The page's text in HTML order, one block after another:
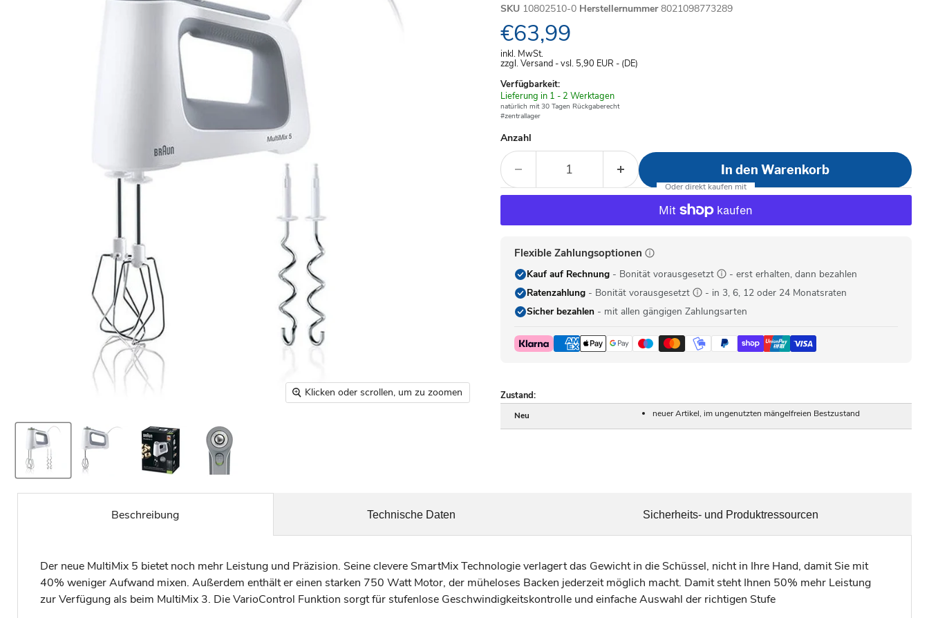
Klicken oder scrollen, um zu zoomen
SKU 10802510-0 Herstellernummer 8021098773289
Aktueller Preis
€63,99
inkl. MwSt.
zzgl. Versand - vsl. 5,90 EUR - (DE)
Verfügbarkeit:
Verfügbar
-
Lieferung in 1 - 2 Werktagen
natürlich mit 30 Tagen Rückgaberecht
#zentrallager
Anzahl
In den Warenkorb
Flexible Zahlungsoptionen
Kauf auf Rechnung- Bonität vorausgesetzt
- erst erhalten, dann bezahlen
Ratenzahlung- Bonität vorausgesetzt
- in 3, 6, 12 oder 24 Monatsraten
Sicher bezahlen- mit allen gängigen Zahlungsarten
Zustand:
Neu neuer Artikel, im ungenutzten mängelfreien Bestzustand
Beschreibung
Der neue MultiMix 5 bietet noch mehr Leistung und Präzision. Seine clevere SmartMix Technologie verlagert das Gewicht in die Schüssel, nicht in Ihre Hand, damit Sie mit
40% weniger Aufwand mixen. Außerdem enthält er einen starken 750 Watt Motor, der müheloses Backen jederzeit möglich macht. Damit steht Ihnen 50% mehr Leistung
zur Verfügung als beim MultiMix 3. Die VarioControl Funktion sorgt für stufenlose Geschwindigkeitskontrolle und einfache Auswahl der richtigen Stufe
Technische Daten Sicherheits- und Produktressourcen